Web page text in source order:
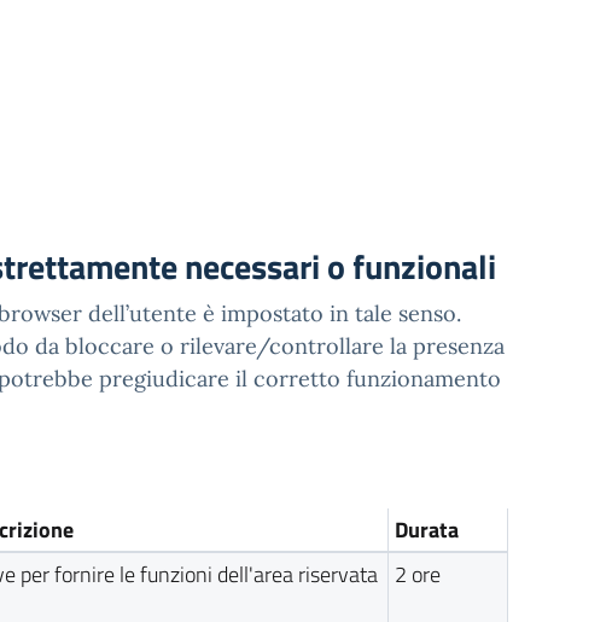
necessari o funzionali
dell’utente è impostato in tale senso.
da bloccare o rilevare/controllare la presenza
pregiudicare il corretto funzionamento
Durata
per fornire le funzioni dell'area riservata 2 ore